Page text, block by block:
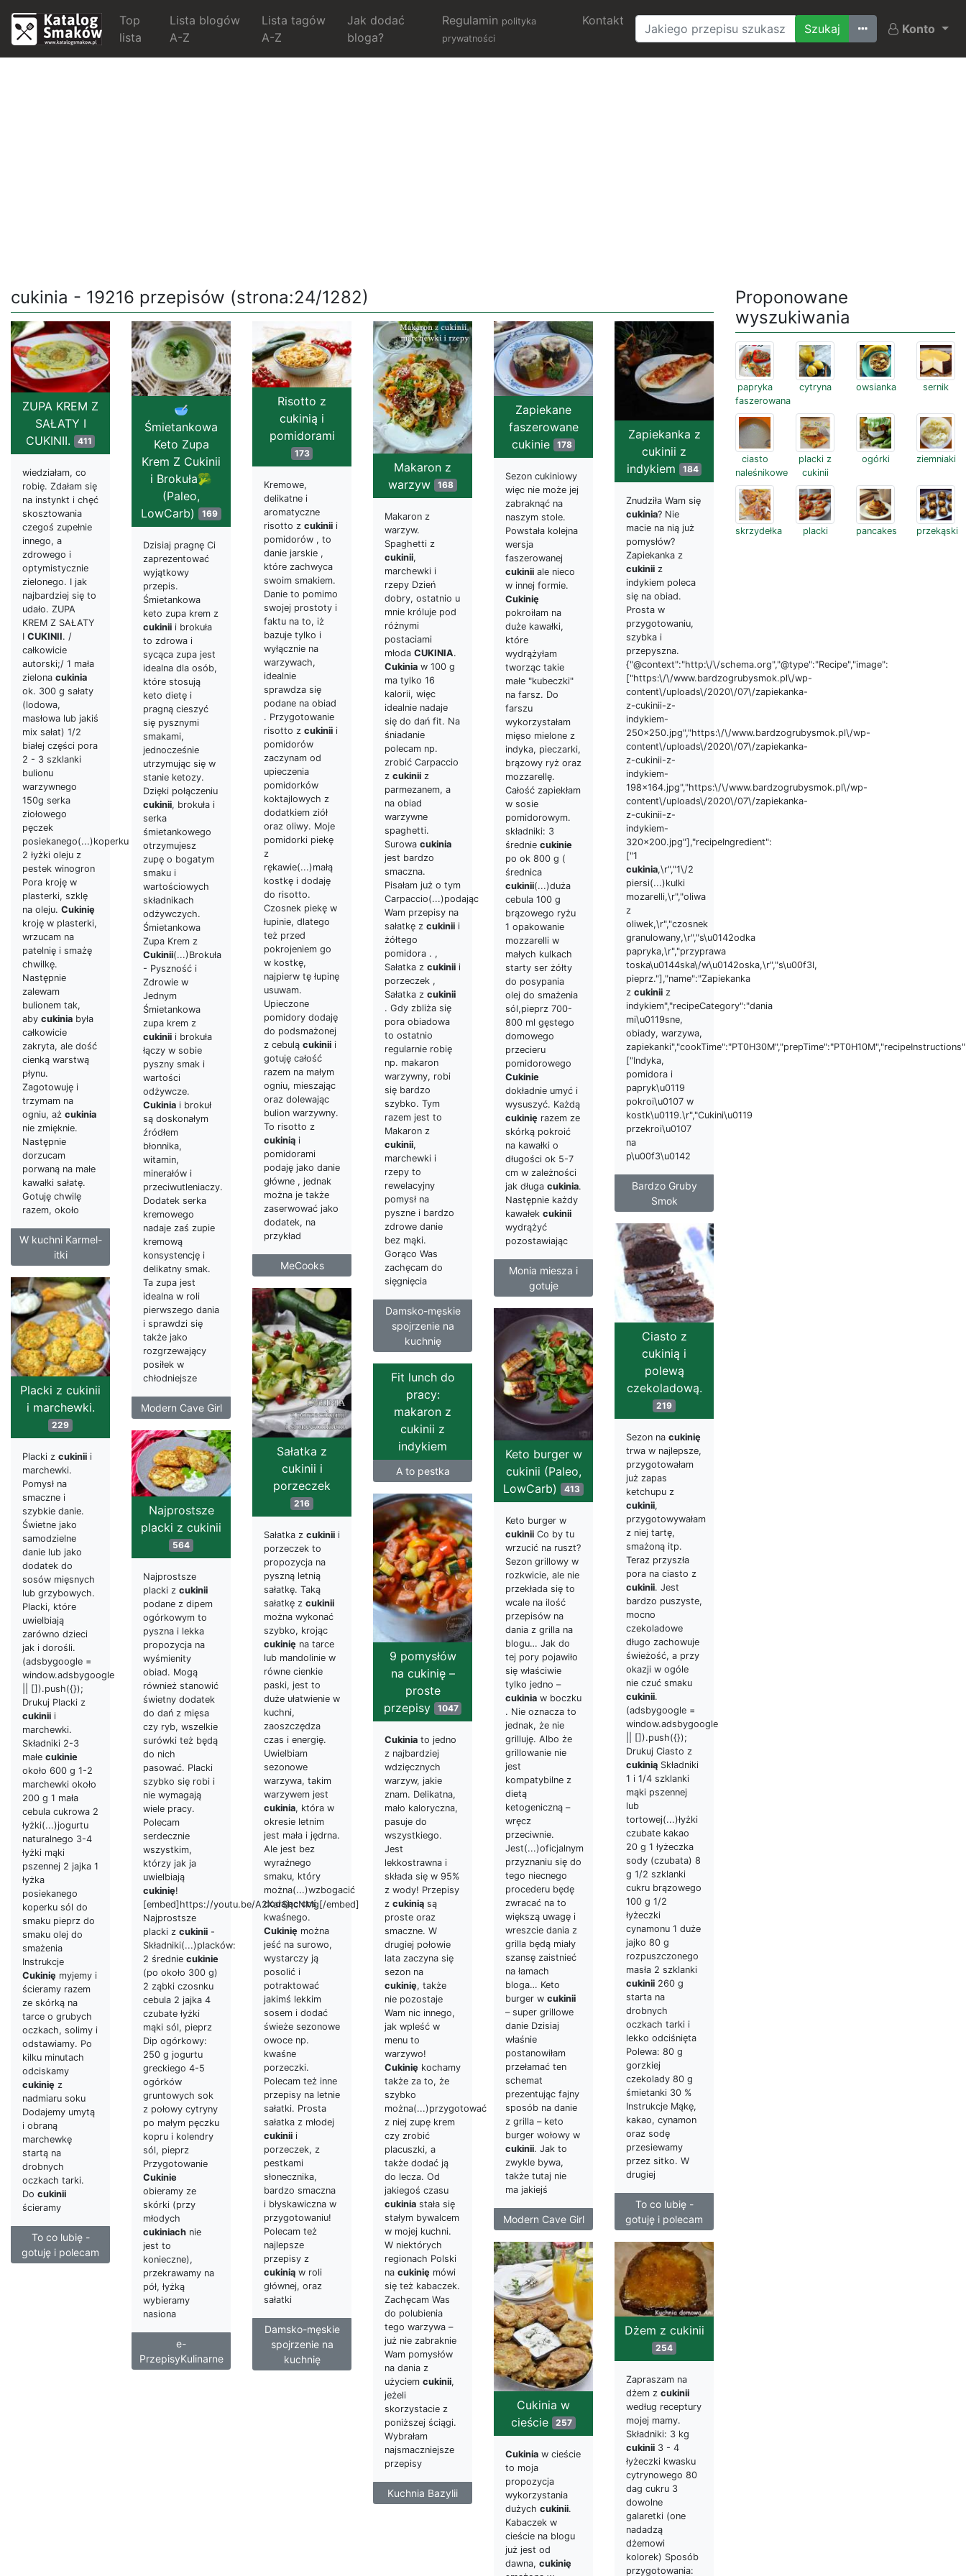
Top
lista
Lista blogów
A-Z
Lista tagów
A-Z
Jak dodać
bloga?
Regulamin polityka
prywatności
Kontakt
Ostatnio szukane
Konto
cukinia - 19216 przepisów (strona:24/1282)
ZUPA KREM Z
SAŁATY I
CUKINII.
411
wiedziałam, co
robię. Zdałam się
na instynkt i chęć
skosztowania
czegoś zupełnie
innego, a
zdrowego i
optymistycznie
zielonego. I jak
najbardziej się to
udało. ZUPA
KREM Z SAŁATY
I CUKINII. /
całkowicie
autorski;/ 1 mała
zielona cukinia
ok. 300 g sałaty
(lodowa,
masłowa lub jakiś
mix sałat) 1/2
białej części pora
2 - 3 szklanki
bulionu
warzywnego
150g serka
ziołowego
pęczek
posiekanego(...)koperku
2 łyżki oleju z
pestek winogron
Pora kroję w
plasterki, szklę
na oleju. Cukinię
kroję w plasterki,
wrzucam na
patelnię i smażę
chwilkę.
Następnie
zalewam
bulionem tak,
aby cukinia była
całkowicie
zakryta, ale dość
cienką warstwą
płynu.
Zagotowuję i
trzymam na
ogniu, aż cukinia
nie zmięknie.
Następnie
dorzucam
porwaną na małe
kawałki sałatę.
Gotuję chwilę
razem, około
W kuchni Karmel-
itki
🥣
Śmietankowa
Keto Zupa
Krem Z Cukinii
i Brokuła🥦
(Paleo,
LowCarb) 169
Dzisiaj pragnę Ci
zaprezentować
wyjątkowy
przepis.
Śmietankowa
keto zupa krem z
cukinii i brokuła
to zdrowa i
sycąca zupa jest
idealna dla osób,
które stosują
keto dietę i
pragną cieszyć
się pysznymi
smakami,
jednocześnie
utrzymując się w
stanie ketozy.
Dzięki połączeniu
cukinii, brokuła i
serka
śmietankowego
otrzymujesz
zupę o bogatym
smaku i
wartościowych
składnikach
odżywczych.
Śmietankowa
Zupa Krem z
Cukinii(...)Brokuła
- Pyszność i
Zdrowie w
Jednym
Śmietankowa
zupa krem z
cukinii i brokuła
łączy w sobie
pyszny smak i
wartości
odżywcze.
Cukinia i brokuł
są doskonałym
źródłem
błonnika,
witamin,
minerałów i
przeciwutleniaczy.
Dodatek serka
kremowego
nadaje zaś zupie
kremową
konsystencję i
delikatny smak.
Ta zupa jest
idealna w roli
pierwszego dania
i sprawdzi się
także jako
rozgrzewający
posiłek w
chłodniejsze
Modern Cave Girl
Risotto z
cukinią i
pomidorami
173
Kremowe,
delikatne i
aromatyczne
risotto z cukinii i
pomidorów , to
danie jarskie ,
które zachwyca
swoim smakiem.
Danie to pomimo
swojej prostoty i
faktu na to, iż
bazuje tylko i
wyłącznie na
warzywach,
idealnie
sprawdza się
podane na obiad
. Przygotowanie
risotto z cukinii i
pomidorów
zaczynam od
upieczenia
pomidorków
koktajlowych z
dodatkiem ziół
oraz oliwy. Moje
pomidorki piekę
z
rękawie(...)małą
kostkę i dodaję
do risotto.
Czosnek piekę w
łupinie, dlatego
też przed
pokrojeniem go
w kostkę,
najpierw tę łupinę
usuwam.
Upieczone
pomidory dodaję
do podsmażonej
z cebulą cukinii i
gotuję całość
razem na małym
ogniu, mieszając
oraz dolewając
bulion warzywny.
To risotto z
cukinią i
pomidorami
podaję jako danie
główne , jednak
można je także
zaserwować jako
dodatek, na
przykład
MeCooks
Makaron z
warzyw 168
Makaron z
warzyw.
Spaghetti z
cukinii,
marchewki i
rzepy Dzień
dobry, ostatnio u
mnie króluje pod
różnymi
postaciami
młoda CUKINIA.
Cukinia w 100 g
ma tylko 16
kalorii, więc
idealnie nadaje
się do dań fit. Na
śniadanie
polecam np.
zrobić Carpaccio
z cukinii z
parmezanem, a
na obiad
warzywne
spaghetti.
Surowa cukinia
jest bardzo
smaczna.
Pisałam już o tym
Carpaccio(...)podając
Wam przepisy na
sałatkę z cukinii i
żółtego
pomidora . ,
Sałatka z cukinii i
porzeczek ,
Sałatka z cukinii
. Gdy zbliża się
pora obiadowa
to ostatnio
regularnie robię
np. makaron
warzywny, robi
się bardzo
szybko. Tym
razem jest to
Makaron z
cukinii,
marchewki i
rzepy to
rewelacyjny
pomysł na
pyszne i bardzo
zdrowe danie
bez mąki.
Gorąco Was
zachęcam do
sięgnięcia
Damsko-męskie
spojrzenie na
kuchnię
Zapiekane
faszerowane
cukinie
178
Sezon cukiniowy
więc nie może jej
zabraknąć na
naszym stole.
Powstała kolejna
wersja
faszerowanej
cukinii ale nieco
w innej formie.
Cukinię
pokroiłam na
duże kawałki,
które
wydrążyłam
tworząc takie
małe "kubeczki"
na farsz. Do
farszu
wykorzystałam
mięso mielone z
indyka, pieczarki,
brązowy ryż oraz
mozzarellę.
Całość zapiekłam
w sosie
pomidorowym.
składniki: 3
średnie cukinie
po ok 800 g (
średnica
cukinii(...)duża
cebula 100 g
brązowego ryżu
1 opakowanie
mozzarelli w
małych kulkach
starty ser żółty
do posypania
olej do smażenia
sól,pieprz 700-
800 ml gęstego
domowego
przecieru
pomidorowego
Cukinie
dokładnie umyć i
wysuszyć. Każdą
cukinię razem ze
skórką pokroić
na kawałki o
długości ok 5-7
cm w zależności
jak długa cukinia.
Następnie każdy
kawałek cukinii
wydrążyć
pozostawiając
Monia miesza i
gotuje
Zapiekanka z
cukinii z
indykiem
184
Znudziła Wam się
cukinia? Nie
macie na nią już
pomysłów?
Zapiekanka z
cukinii z
indykiem poleca
się na obiad.
Prosta w
przygotowaniu,
szybka i
przepyszna.
{"@context":"http:\/\/schema.org","@type":"Recipe","image":
["https:\/\/www.bardzogrubysmok.pl\/wp-
content\/uploads\/2020\/07\/zapiekanka-
z-cukinii-z-
indykiem-
250x250.jpg","https:\/\/www.bardzogrubysmok.pl\/wp-
content\/uploads\/2020\/07\/zapiekanka-
z-cukinii-z-
indykiem-
198x164.jpg","https:\/\/www.bardzogrubysmok.pl\/wp-
content\/uploads\/2020\/07\/zapiekanka-
z-cukinii-z-
indykiem-
320x200.jpg"],"recipeIngredient":
["1
cukinia,\r","1\/2
piersi(...)kulki
mozarelli,\r","oliwa
z
oliwek,\r","czosnek
granulowany,\r","s\u0142odka
papryka,\r","przyprawa
toska\u0144ska\/w\u0142oska,\r","s\u00f3l,
pieprz."],"name":"Zapiekanka
z cukinii z
indykiem","recipeCategory":"dania
mi\u0119sne,
obiady, warzywa,
["Indyka,
pomidora i
papryk\u0119
pokroi\u0107 w
kostk\u0119.\r","Cukini\u0119
przekroi\u0107
na
p\u00f3\u0142
Bardzo Gruby
Smok
Ciasto z
cukinią i
polewą
czekoladową.
219
Sezon na cukinię
trwa w najlepsze,
przygotowałam
już zapas
ketchupu z
cukinii,
przygotowywałam
z niej tartę,
smażoną itp.
Teraz przyszła
pora na ciasto z
cukinii. Jest
bardzo puszyste,
mocno
czekoladowe
długo zachowuje
świeżość, a przy
okazji w ogóle
nie czuć smaku
cukinii.
(adsbygoogle =
window.adsbygoogle
|| []).push({});
Drukuj Ciasto z
cukinią Składniki
1 i 1/4 szklanki
mąki pszennej
lub
tortowej(...)łyżki
czubate kakao
20 g 1 łyżeczka
sody (czubata) 8
g 1/2 szklanki
cukru brązowego
100 g 1/2
łyżeczki
cynamonu 1 duże
jajko 80 g
rozpuszczonego
masła 2 szklanki
cukinii 260 g
starta na
drobnych
oczkach tarki i
lekko odciśnięta
Polewa: 80 g
gorzkiej
czekolady 80 g
śmietanki 30 %
Instrukcje Mąkę,
kakao, cynamon
oraz sodę
przesiewamy
przez sitko. W
drugiej
To co lubię -
gotuję i polecam
Placki z cukinii
i marchewki.
229
Placki z cukinii i
marchewki.
Pomysł na
smaczne i
szybkie danie.
Świetne jako
samodzielne
danie lub jako
dodatek do
sosów mięsnych
lub grzybowych.
Placki, które
uwielbiają
zarówno dzieci
jak i dorośli.
(adsbygoogle =
window.adsbygoogle
|| []).push({});
Drukuj Placki z
cukinii i
marchewki.
Składniki 2-3
małe cukinie
około 600 g 1-2
marchewki około
200 g 1 mała
cebula cukrowa 2
łyżki(...)jogurtu
naturalnego 3-4
łyżki mąki
pszennej 2 jajka 1
łyżka
posiekanego
koperku sól do
smaku pieprz do
smaku olej do
smażenia
Instrukcje
Cukinię myjemy i
ścieramy razem
ze skórką na
tarce o grubych
oczkach, solimy i
odstawiamy. Po
kilku minutach
odciskamy
cukinię z
nadmiaru soku
Dodajemy umytą
i obraną
marchewkę
startą na
drobnych
oczkach tarki.
Do cukinii
ścieramy
To co lubię -
gotuję i polecam
Sałatka z
cukinii i
porzeczek
216
Sałatka z cukinii i
porzeczek to
propozycja na
pyszną letnią
sałatkę. Taką
sałatkę z cukinii
można wykonać
szybko, krojąc
cukinię na tarce
lub mandolinie w
równe cienkie
paski, jest to
duże ułatwienie w
kuchni,
zaoszczędza
czas i energię.
Uwielbiam
sezonowe
warzywa, takim
warzywem jest
cukinia, która w
okresie letnim
jest mała i jędrna.
Ale jest bez
wyraźnego
smaku, który
można(...)wzbogacić
dodając coś
kwaśnego.
Cukinię można
jeść na surowo,
wystarczy ją
posolić i
potraktować
jakimś lekkim
sosem i dodać
świeże sezonowe
owoce np.
kwaśne
porzeczki.
Polecam też inne
przepisy na letnie
sałatki. Prosta
sałatka z młodej
cukinii i
porzeczek, z
pestkami
słonecznika,
bardzo smaczna
i błyskawiczna w
przygotowaniu!
Polecam też
najlepsze
przepisy z
cukinią w roli
głównej, oraz
sałatki
Damsko-męskie
spojrzenie na
kuchnię
Keto burger w
cukinii (Paleo,
LowCarb) 413
Keto burger w
cukinii Co by tu
wrzucić na ruszt?
Sezon grillowy w
rozkwicie, ale nie
przekłada się to
wcale na ilość
przepisów na
dania z grilla na
blogu… Jak do
tej pory pojawiło
się właściwie
tylko jedno –
cukinia w boczku
. Nie oznacza to
jednak, że nie
grilluję. Albo że
grillowanie nie
jest
kompatybilne z
dietą
ketogeniczną –
wręcz
przeciwnie.
Jest(...)oficjalnym
przyznaniu się do
tego niecnego
procederu będę
zwracać na to
większą uwagę i
wreszcie dania z
grilla będą miały
szansę zaistnieć
na łamach
bloga… Keto
burger w cukinii
– super grillowe
danie Dzisiaj
właśnie
postanowiłam
przełamać ten
schemat
prezentując fajny
sposób na danie
z grilla – keto
burger wołowy w
cukinii. Jak to
zwykle bywa,
także tutaj nie
ma jakiejś
Modern Cave Girl
Fit lunch do
pracy:
makaron z
cukinii z
indykiem
A to pestka
Najprostsze
placki z cukinii
564
Najprostsze
placki z cukinii
podane z dipem
ogórkowym to
pyszna i lekka
propozycja na
wyśmienity
obiad. Mogą
również stanowić
świetny dodatek
do dań z mięsa
czy ryb, wszelkie
surówki też będą
do nich
pasować. Placki
szybko się robi i
nie wymagają
wiele pracy.
Polecam
serdecznie
wszystkim,
którzy jak ja
uwielbiają
cukinię!
[embed]https://youtu.be/A2XarShcNMg[/embed]
Najprostsze
placki z cukinii -
Składniki(...)placków:
2 średnie cukinie
(po około 300 g)
2 ząbki czosnku
cebula 2 jajka 4
czubate łyżki
mąki sól, pieprz
Dip ogórkowy:
250 g jogurtu
greckiego 4-5
ogórków
gruntowych sok
z połowy cytryny
po małym pęczku
kopru i kolendry
sól, pieprz
Przygotowanie
Cukinie
obieramy ze
skórki (przy
młodych
cukiniach nie
jest to
konieczne),
przekrawamy na
pół, łyżką
wybieramy
nasiona
e-
PrzepisyKulinarne
9 pomysłów
na cukinię –
proste
przepisy
1047
Cukinia to jedno
z najbardziej
wdzięcznych
warzyw, jakie
znam. Delikatna,
mało kaloryczna,
pasuje do
wszystkiego.
Jest
lekkostrawna i
składa się w 95%
z wody! Przepisy
z cukinią są
proste oraz
smaczne. W
drugiej połowie
lata zaczyna się
sezon na
cukinię, także
nie pozostaje
Wam nic innego,
jak wpleść w
menu to
warzywo!
Cukinię kochamy
także za to, że
szybko
można(...)przygotować
z niej zupę krem
czy zrobić
placuszki, a
także dodać ją
do lecza. Od
jakiegoś czasu
cukinia stała się
stałym bywalcem
w mojej kuchni.
W niektórych
regionach Polski
na cukinię mówi
się też kabaczek.
Zachęcam Was
do polubienia
tego warzywa –
już nie zabraknie
Wam pomysłów
na dania z
użyciem cukinii,
jeżeli
skorzystacie z
poniższej ściągi.
Wybrałam
najsmaczniejsze
przepisy
Kuchnia Bazylii
Cukinia w
cieście 257
Cukinia w cieście
to moja
propozycja
wykorzystania
dużych cukinii.
Kabaczek w
cieście na blogu
już jest od
dawna, cukinię
Dżem z cukinii
254
Zapraszam na
dżem z cukinii
według receptury
mojej mamy.
Składniki: 3 kg
cukinii 3 - 4
łyżeczki kwasku
cytrynowego 80
dag cukru 3
dowolne
galaretki (one
nadadzą
dżemowi
kolorek) Sposób
przygotowania:
Proponowane
wyszukiwania
papryka
faszerowana
cytryna owsianka sernik
ciasto
naleśnikowe
placki z
cukinii
ogórki ziemniaki
skrzydełka placki pancakes przekąski